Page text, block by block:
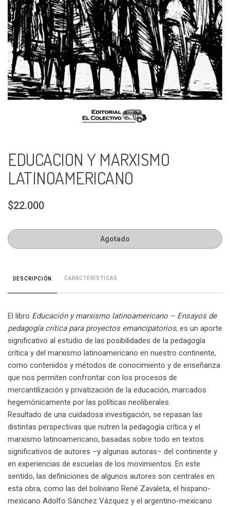
EDUCACION Y MARXISMO
LATINOAMERICANO
$22.000
Agotado
DESCRIPCIÓN CARACTERÍSTICAS
El libro Educación y marxismo latinoamericano – Ensayos de
pedagogía crítica para proyectos emancipatorios, es un aporte
significativo al estudio de las posibilidades de la pedagogía
crítica y del marxismo latinoamericano en nuestro continente,
como contenidos y métodos de conocimiento y de enseñanza
que nos permiten confrontar con los procesos de
mercantilización y privatización de la educación, marcados
hegemónicamente por las políticas neoliberales.
Resultado de una cuidadosa investigación, se repasan las
distintas perspectivas que nutren la pedagogía crítica y el
marxismo latinoamericano, basadas sobre todo en textos
significativos de autores –y algunas autoras– del continente y
en experiencias de escuelas de los movimientos. En este
sentido, las definiciones de algunos autores son centrales en
esta obra, como las del boliviano René Zavaleta, el hispano-
mexicano Adolfo Sánchez Vázquez y el argentino-mexicano